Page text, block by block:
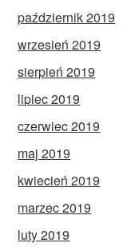
październik 2019
wrzesień 2019
sierpień 2019
lipiec 2019
czerwiec 2019
maj 2019
kwiecień 2019
marzec 2019
luty 2019